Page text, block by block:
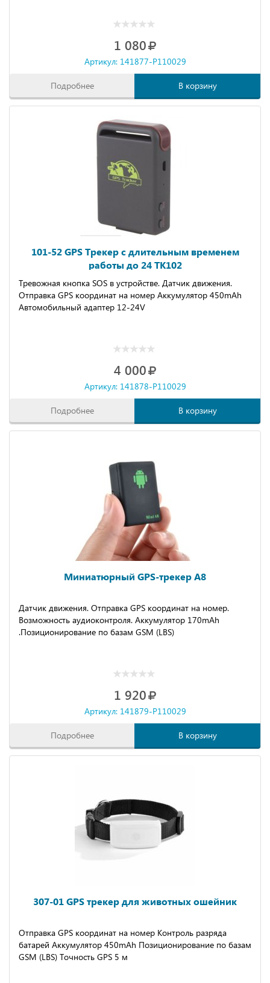
1 080
Артикул: 141877-P110029
Подробнее В корзину
101-52 GPS Трекер с длительным временем
работы до 24 TK102
Тревожная кнопка SOS в устройстве. Датчик движения.
Отправка GPS координат на номер Аккумулятор 450mAh
Автомобильный адаптер 12-24V
4 000
Артикул: 141878-P110029
Подробнее В корзину
Миниатюрный GPS-трекер A8
Датчик движения. Отправка GPS координат на номер.
Возможность аудиоконтроля. Аккумулятор 170mAh
.Позиционирование по базам GSM (LBS)
1 920
Артикул: 141879-P110029
Подробнее В корзину
307-01 GPS трекер для животных ошейник
Отправка GPS координат на номер Контроль разряда
батарей Аккумулятор 450mAh Позиционирование по базам
GSM (LBS) Точность GPS 5 м